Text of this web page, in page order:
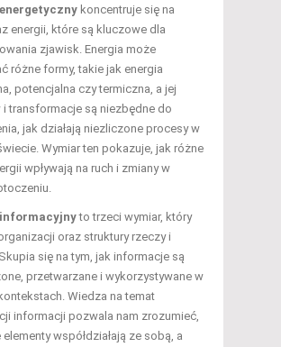
koncentruje się na
energii, które są kluczowe dla
zjawisk. Energia może
różne formy, takie jak energia
potencjalna czy termiczna, a jej
i transformacje są niezbędne do
jak działają niezliczone procesy w
Wymiar ten pokazuje, jak różne
wpływają na ruch i zmiany w
to trzeci wymiar, który
oraz struktury rzeczy i
się na tym, jak informacje są
przetwarzane i wykorzystywane w
Wiedza na temat
informacji pozwala nam zrozumieć,
współdziałają ze sobą, a